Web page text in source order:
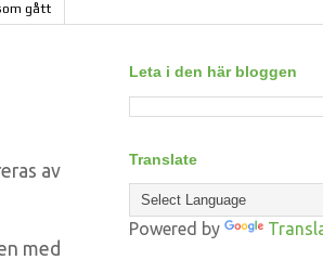
gått
av
med
Leta i den här bloggen
Translate
Powered by